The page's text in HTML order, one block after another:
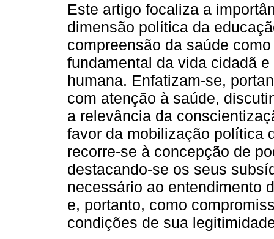
Este artigo focaliza a
dimensão política da
compreensão da saúde
fundamental da vida cidadã
humana. Enfatizam-se,
com atenção à saúde,
a relevância da
favor da mobilização política
recorre-se à concepção de
destacando-se os seus
necessário ao entendimento
e, portanto, como
condições de sua